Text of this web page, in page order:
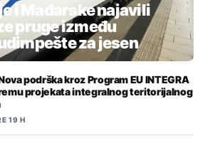
i Mađarske najavili
pruge između
za jesen
podrška kroz Program EU INTEGRA
projekata integralnog teritorijalnog
19 H